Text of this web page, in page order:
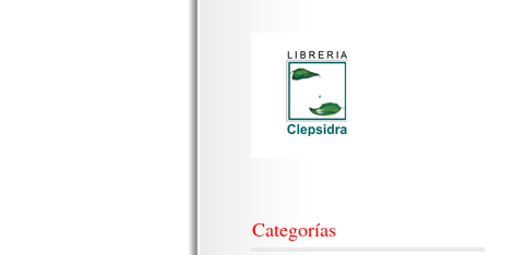
Categorías